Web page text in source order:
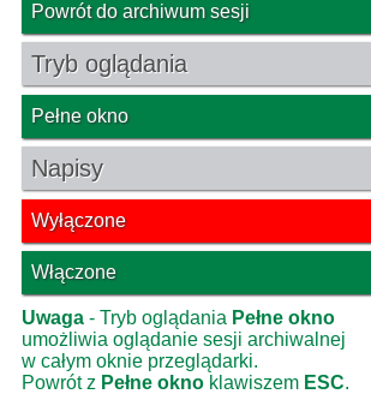
Powrót do archiwum sesji
Tryb oglądania
Pełne okno
Napisy
Wyłączone
Włączone
Uwaga - Tryb oglądania Pełne okno
umożliwia oglądanie sesji archiwalnej
w całym oknie przeglądarki.
Powrót z Pełne okno klawiszem ESC.